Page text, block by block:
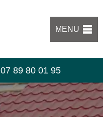
MENU
07 89 80 01 95